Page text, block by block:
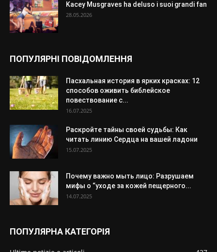
Kacey Musgraves ha deluso i suoi grandi fan
28.05.2026
ПОПУЛЯРНІ ПОВІДОМЛЕННЯ
Пасхальная история в ярких красках: 12
способов оживить библейское
повествование с...
16.07.2025
Раскройте тайны своей судьбы: Как
читать линию Сердца на вашей ладони
15.07.2025
Почему важно мыть лицо: Разрушаем
мифы о “уходе за кожей пещерного...
14.07.2025
ПОПУЛЯРНА КАТЕГОРІЯ